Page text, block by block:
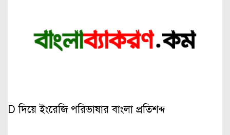
D দিয়ে ইংরেজি পরিভাষার বাংলা প্রতিশব্দ